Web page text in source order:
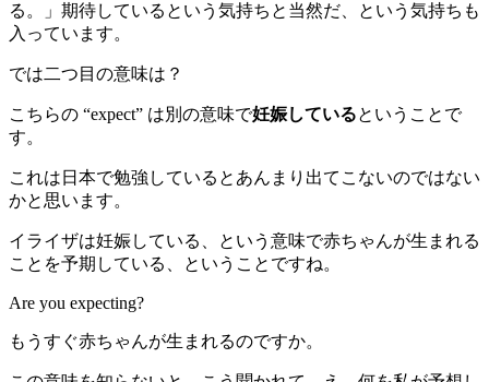
る。」期待しているという気持ちと当然だ、という気持ちも
入っています。
では二つ目の意味は？
こちらの “expect” は別の意味で妊娠しているということで
す。
これは日本で勉強しているとあんまり出てこないのではない
かと思います。
イライザは妊娠している、という意味で赤ちゃんが生まれる
ことを予期している、ということですね。
Are you expecting?
もうすぐ赤ちゃんが生まれるのですか。